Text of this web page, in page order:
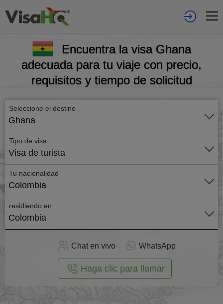
Encuentra la visa Ghana
adecuada para tu viaje con precio,
requisitos y tiempo de solicitud
Seleccione el destino
Ghana
Tipo de visa
Visa de turista
Tu nacionalidad
Colombia
residiendo en
Colombia
Chat en vivo WhatsApp
Haga clic para llamar